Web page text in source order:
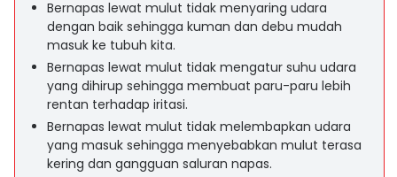
Bernapas lewat mulut tidak menyaring udara
dengan baik sehingga kuman dan debu mudah
masuk ke tubuh kita.
Bernapas lewat mulut tidak mengatur suhu udara
yang dihirup sehingga membuat paru-paru lebih
rentan terhadap iritasi.
Bernapas lewat mulut tidak melembapkan udara
yang masuk sehingga menyebabkan mulut terasa
kering dan gangguan saluran napas.